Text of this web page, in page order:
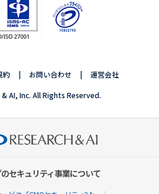
約 お問い合わせ 運営会社
AI, Inc. All Rights Reserved.
セキュリティ事業について